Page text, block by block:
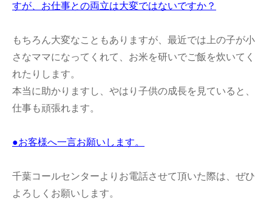
すが、お仕事との両立は大変ではないですか？
もちろん大変なこともありますが、最近では上の子が小
さなママになってくれて、お米を研いでご飯を炊いてく
れたりします。
本当に助かりますし、やはり子供の成長を見ていると、
仕事も頑張れます。
●お客様へ一言お願いします。
千葉コールセンターよりお電話させて頂いた際は、ぜひ
よろしくお願いします。